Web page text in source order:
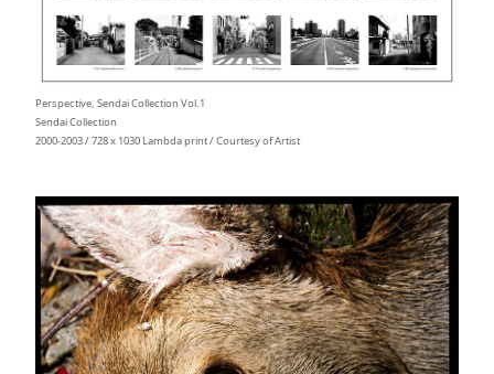
Perspective, Sendai Collection Vol.1
Sendai Collection
2000-2003 / 728 x 1030 Lambda print / Courtesy of Artist